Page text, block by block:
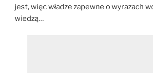
jest, więc władze zapewne o wyrazach
wiedzą…